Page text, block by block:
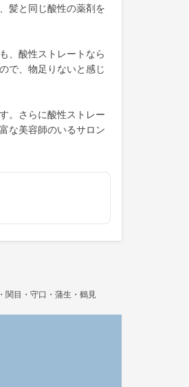
髪と同じ酸性の薬剤を
、酸性ストレートなら
で、物足りないと感じ
。さらに酸性ストレー
な美容師のいるサロン
関目・守口・蒲生・鶴見